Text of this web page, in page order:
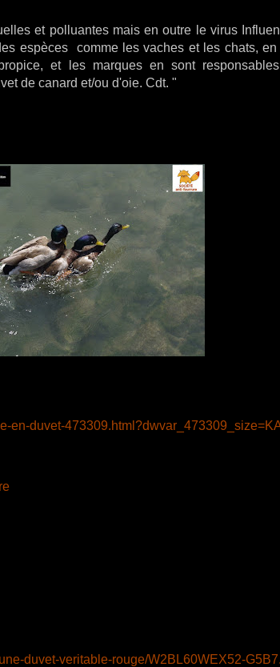
et polluantes mais en outre le virus
espèces comme les vaches et les chats,
et les marques en sont
de canard et/ou d'oie. Cdt. "
en-duvet-
duvet-veritable-rouge/W2BL60WEX52-